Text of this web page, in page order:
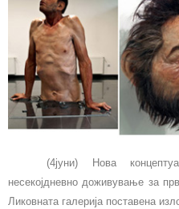
(4јуни) Нова
несекојдневно доживување за
Ликовната галерија поставена